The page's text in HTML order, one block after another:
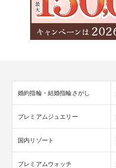
婚約指輪・結婚指輪さがし
プレミアムジュエリー
国内リゾート
プレミアムウォッチ